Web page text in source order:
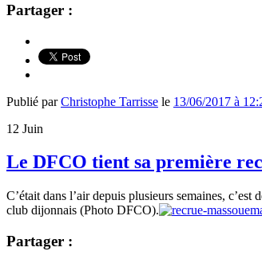
Partager :
Publié parChristophe Tarrisse le 13/06/2017 à
12 Juin
Le DFCO tient sa première
C’était dans l’air depuis plusieurs semaines,
club dijonnais (Photo DFCO).
Partager :